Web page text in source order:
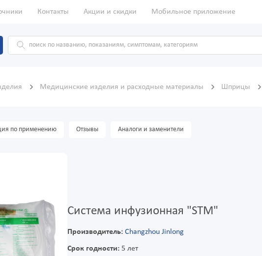
Контакты Акции и скидки Мобильное приложение
Медицинские изделия и расходные материалы Шприцы
по применению Отзывы Аналоги и заменители
Система инфузионная "STM"
Производитель: Changzhou Jinlong
Срок годности:5 лет